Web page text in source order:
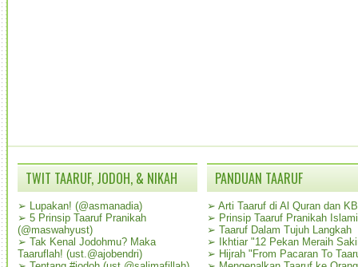
TWIT TAARUF, JODOH, & NIKAH
➢ Lupakan! (@asmanadia)
➢ 5 Prinsip Taaruf Pranikah
(@maswahyust)
➢ Tak Kenal Jodohmu? Maka
Taaruflah! (ust.@ajobendri)
PANDUAN TAARUF
➢ Arti Taaruf di Al Quran dan
➢ Prinsip Taaruf Pranikah Islami
➢ Taaruf Dalam Tujuh Langkah
➢
Ikhtiar "12 Pekan Meraih
➢ Hijrah "From Pacaran To